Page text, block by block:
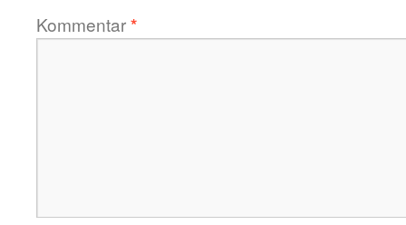
Kommentar*